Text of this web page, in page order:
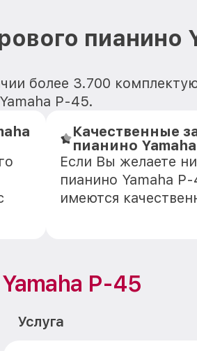
пианино
более 3.700
Yamaha P-45.
Качественные
пианино
Если Вы желаете
пианино Yamaha
имеются
Yamaha P-45
Услуга